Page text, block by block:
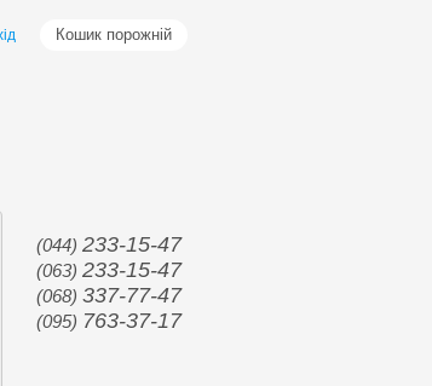
Кошик порожній
(044) 233-15-47
(063) 233-15-47
(068) 337-77-47
(095) 763-37-17